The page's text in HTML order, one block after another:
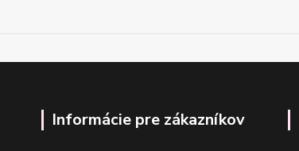
Informácie pre zákazníkov